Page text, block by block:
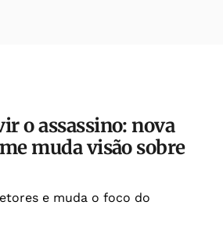
o assassino: nova
muda visão sobre
e muda o foco do